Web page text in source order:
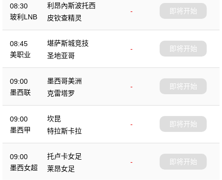
08:30
玻利LNB
利昂內斯波托西
-
皮钦查精灵
即将开始
08:45
美职业
堪萨斯城竞技
-
圣地亚哥
即将开始
09:00
墨西联
墨西哥美洲
-
克雷塔罗
即将开始
09:00
墨西甲
坎昆
-
特拉斯卡拉
即将开始
09:00
墨西女超
托卢卡女足
-
莱昂女足
即将开始